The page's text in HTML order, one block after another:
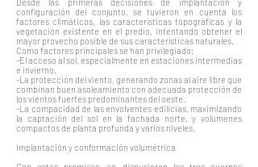
configuración del conjunto, se tuvieron en cuenta los
factores climáticos, las características topográficas y la
vegetación existente en el predio, intentando obtener el
mayor provecho posible de sus características naturales.
Como factores principales se han privilegiado:
-El acceso al sol, especialmente en estaciones intermedias
e invierno.
-La protección del viento, generando zonas al aire libre que
combinan buen asoleamiento con adecuada protección de
los vientos fuertes predominantes del oeste.
-La compacidad de las envolventes edilicias, maximizando
la captación del sol en la fachada norte, y volúmenes
compactos de planta profunda y varios niveles.
Implantación y conformación volumétrica